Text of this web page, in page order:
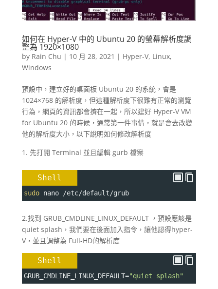
如何在 Hyper-V 中的 Ubuntu 20 的螢幕解析度調
整為 1920×1080
by Rain Chu | 10 月 28, 2021 | Hyper-V, Linux,
Windows
預設中，建立好的桌面板 Ubuntu 20 的系統，會是
1024×768 的解析度，但這種解析度下很難有正常的瀏覽
行為，網頁的資訊都會擠在一起，所以建好 Hyper-V VM
for Ubuntu 20 的時候，通常第一件事情，就是會去改變
他的解析度大小，以下說明如何修改解析度
先打開 Terminal 並且編輯 gurb 檔案
Shell
sudo nano /etc/default/grub
2.找到 GRUB_CMDLINE_LINUX_DEFAULT ，預設應該是
quiet splash，我們要在後面加入指令，讓他認得hyper-
V，並且調整為 Full-HD的解析度
Shell
GRUB_CMDLINE_LINUX_DEFAULT="quiet splash"